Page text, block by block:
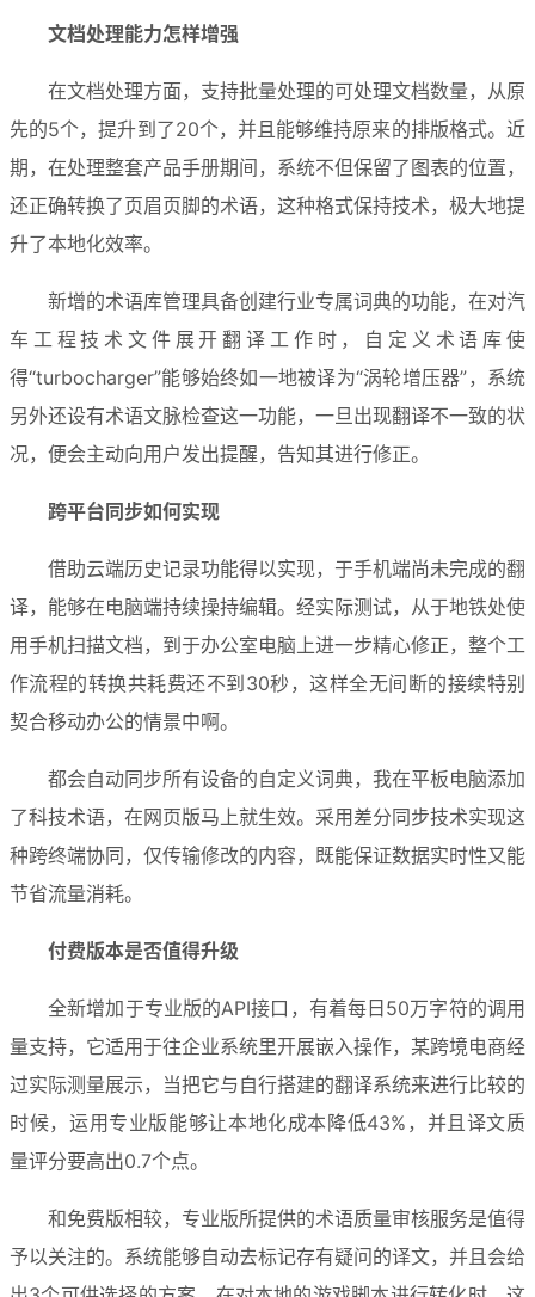
文档处理能力怎样增强
在文档处理方面，支持批量处理的可处理文档数量，从原
先的5个，提升到了20个，并且能够维持原来的排版格式。近
期，在处理整套产品手册期间，系统不但保留了图表的位置，
还正确转换了页眉页脚的术语，这种格式保持技术，极大地提
升了本地化效率。
新增的术语库管理具备创建行业专属词典的功能，在对汽
车工程技术文件展开翻译工作时，自定义术语库使
得“turbocharger”能够始终如一地被译为“涡轮增压器”，系统
另外还设有术语文脉检查这一功能，一旦出现翻译不一致的状
况，便会主动向用户发出提醒，告知其进行修正。
跨平台同步如何实现
借助云端历史记录功能得以实现，于手机端尚未完成的翻
译，能够在电脑端持续操持编辑。经实际测试，从于地铁处使
用手机扫描文档，到于办公室电脑上进一步精心修正，整个工
作流程的转换共耗费还不到30秒，这样全无间断的接续特别
契合移动办公的情景中啊。
都会自动同步所有设备的自定义词典，我在平板电脑添加
了科技术语，在网页版马上就生效。采用差分同步技术实现这
种跨终端协同，仅传输修改的内容，既能保证数据实时性又能
节省流量消耗。
付费版本是否值得升级
全新增加于专业版的API接口，有着每日50万字符的调用
量支持，它适用于往企业系统里开展嵌入操作，某跨境电商经
过实际测量展示，当把它与自行搭建的翻译系统来进行比较的
时候，运用专业版能够让本地化成本降低43%，并且译文质
量评分要高出0.7个点。
和免费版相较，专业版所提供的术语质量审核服务是值得
予以关注的。系统能够自动去标记存有疑问的译文，并且会给